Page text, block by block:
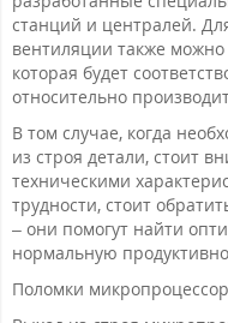
станций и централей.
вентиляции также
которая будет
относительно
В том случае, когда
из строя детали, стоит
техническими
трудности, стоит
– они помогут найти
нормальную
Поломки